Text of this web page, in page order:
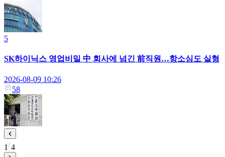
5
SK하이닉스 영업비밀 中 회사에 넘긴 前직원…항소심도 실형
2026-08-09 10:26
58
1 4